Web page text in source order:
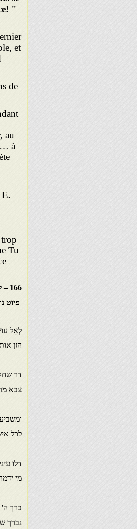
"
et
de
au
… à
Tu
166 – לאל עושה נפלאות גדולות לבדו – טז
פיוט
לְאֵל
הזן
דר
צבא
לכל
דלו
מי
ברך ה'
נברך